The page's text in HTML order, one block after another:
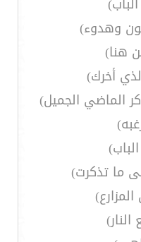
وهدوء)
هنا)
أخرك)
الماضي الجميل)
ما تذكرت)